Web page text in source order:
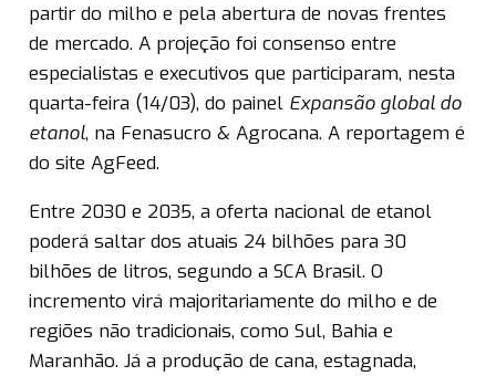
partir do milho e pela abertura de novas frentes
de mercado. A projeção foi consenso entre
especialistas e executivos que participaram, nesta
quarta-feira (14/03), do painel Expansão global do
etanol, na Fenasucro & Agrocana. A reportagem é
do site AgFeed.
Entre 2030 e 2035, a oferta nacional de etanol
poderá saltar dos atuais 24 bilhões para 30
bilhões de litros, segundo a SCA Brasil. O
incremento virá majoritariamente do milho e de
regiões não tradicionais, como Sul, Bahia e
Maranhão. Já a produção de cana, estagnada,